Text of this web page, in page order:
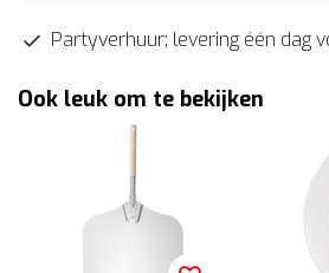
Partyverhuur; levering één dag
Ook leuk om te bekijken